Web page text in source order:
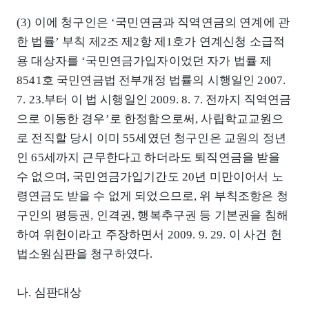
(3) 이에 청구인은 ‘국민연금과 직역연금의 연계에 관
한 법률’ 부칙 제2조 제2항 제1호가 연계신청 소급적
용 대상자를 ‘국민연금가입자이었던 자가 법률 제
8541호 국민연금법 전부개정 법률의 시행일인 2007.
7. 23.부터 이 법 시행일인 2009. 8. 7. 전까지 직역연금
으로 이동한 경우’로 한정함으로써, 사립학교교원으
로 전직할 당시 이미 55세였던 청구인은 교원의 정년
인 65세까지 근무한다고 하더라도 퇴직연금을 받을
수 없으며, 국민연금가입기간도 20년 미만이어서 노
령연금도 받을 수 없게 되었으므로, 위 부칙조항은 청
구인의 평등권, 인격권, 행복추구권 등 기본권을 침해
하여 위헌이라고 주장하면서 2009. 9. 29. 이 사건 헌
법소원심판을 청구하였다.
나. 심판대상